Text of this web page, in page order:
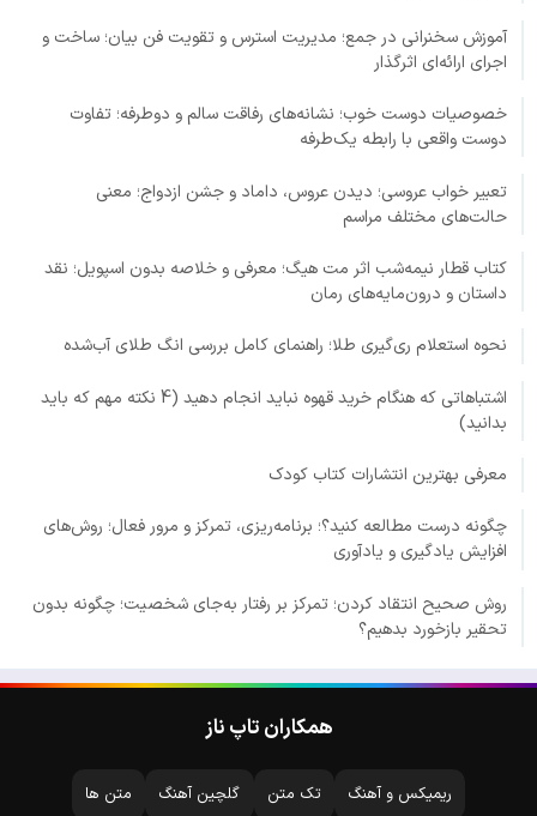
آموزش سخنرانی در جمع؛ مدیریت استرس و تقویت فن بیان؛ ساخت و
اجرای ارائه‌ای اثرگذار
خصوصیات دوست خوب؛ نشانه‌های رفاقت سالم و دوطرفه؛ تفاوت
دوست واقعی با رابطه یک‌طرفه
تعبیر خواب عروسی؛ دیدن عروس، داماد و جشن ازدواج؛ معنی
حالت‌های مختلف مراسم
کتاب قطار نیمه‌شب اثر مت هیگ؛ معرفی و خلاصه بدون اسپویل؛ نقد
داستان و درون‌مایه‌های رمان
نحوه استعلام ری‌گیری طلا؛ راهنمای کامل بررسی انگ طلای آب‌شده
اشتباهاتی که هنگام خرید قهوه نباید انجام دهید (4 نکته مهم که باید
بدانید)
معرفی بهترین انتشارات کتاب کودک
چگونه درست مطالعه کنید؟؛ برنامه‌ریزی، تمرکز و مرور فعال؛ روش‌های
افزایش یادگیری و یادآوری
روش صحیح انتقاد کردن؛ تمرکز بر رفتار به‌جای شخصیت؛ چگونه بدون
تحقیر بازخورد بدهیم؟
همکاران تاپ ناز
ریمیکس و آهنگ تک متن گلچین آهنگ متن ها